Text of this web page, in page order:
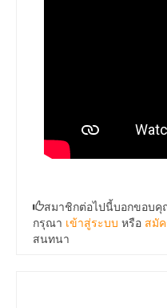
สมาชิกต่อไปนี้บอกขอบ
กรุณา เข้าสู่ระบบ หรือ สมั
สนทนา